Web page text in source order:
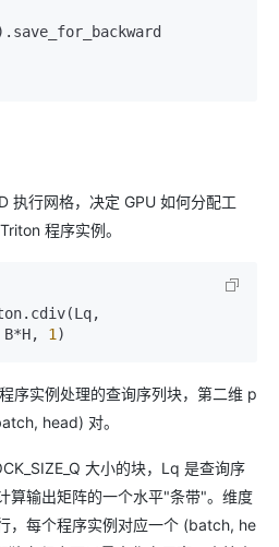
执行网格，决定 GPU 如何分配工
程序实例。
1
序实例处理的查询序列块，第二维 p
head) 对。
大小的块，Lq 是查询序
算输出矩阵的一个水平"条带"。维度
，每个程序实例对应一个 (batch, he